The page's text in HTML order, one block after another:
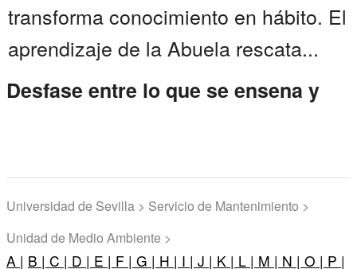
transforma conocimiento en hábito. El
aprendizaje de la Abuela rescata...
Desfase entre lo que se ensena y
Universidad de Sevilla > Servicio de Mantenimiento >
Unidad de Medio Ambiente >
A | B | C | D | E | F | G | H | I | J | K | L | M | N | O | P |